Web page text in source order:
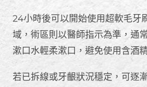
24小時後可以開始使用超軟毛牙
域，術區則以醫師指示為準，通
漱口水輕柔漱口，避免使用含酒
若已拆線或牙齦狀況穩定，可逐